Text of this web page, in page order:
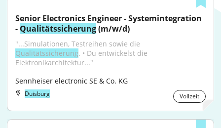
Senior Electronics Engineer - Systemintegration
- Qualitätssicherung (m/w/d)
Qualitätssicherung. • Du entwickelst die
Elektronikarchitektur..."
Sennheiser electronic SE & Co. KG
Duisburg Vollzeit